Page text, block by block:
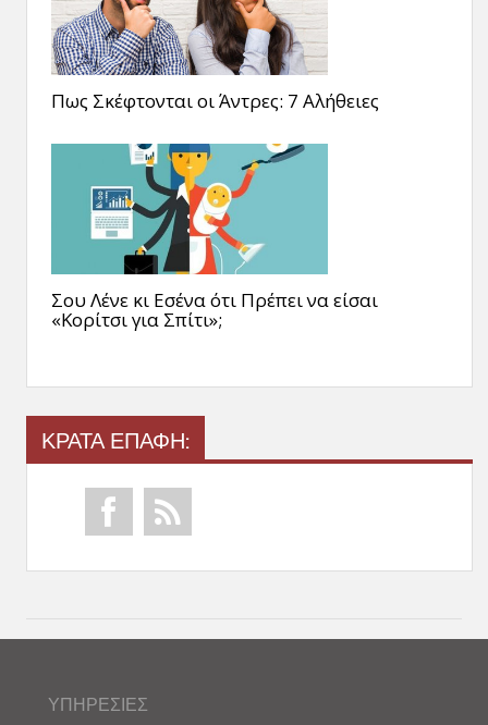
Πως Σκέφτονται οι Άντρες: 7 Αλήθειες
Σου Λένε κι Εσένα ότι Πρέπει να είσαι
«Κορίτσι για Σπίτι»;
ΚΡΑΤΑ ΕΠΑΦΗ:
ΥΠΗΡΕΣΙΕΣ